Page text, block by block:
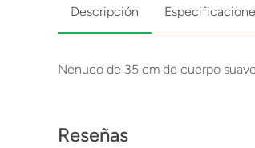
Descripción
Nenuco de 35 cm de cuerpo
Reseñas